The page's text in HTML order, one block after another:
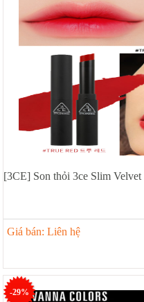
[3CE] Son thỏi 3ce Slim
Giá bán: Liên hệ
-29%